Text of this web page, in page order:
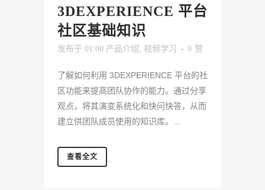
3DEXPERIENCE 平台
社区基础知识
发布于 01:00 产品介绍, 视频学习 8 赞
了解如何利用 3DEXPERIENCE 平台的社
区功能来提高团队协作的能力。通过分享
观点，将其演变系统化和快问快答，从而
建立供团队成员使用的知识库。...
查看全文